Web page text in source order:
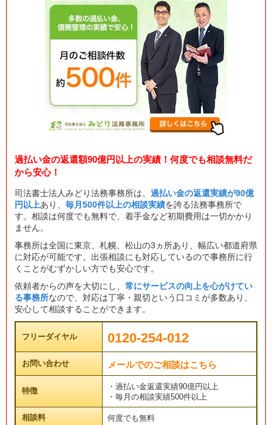
過払い金の返還額90億円以上の実績！何度でも相談無料だ
から安心！
司法書士法人みどり法務事務所は、 過払い金の返還実績が90億
円以上あり、 毎月500件以上の相談実績を誇る法務事務所で
す。相談は何度でも無料で、着手金など初期費用は一切かかり
ません。
事務所は全国に東京、札幌、松山の3ヵ所あり、幅広い都道府県
に対応が可能です。出張相談にも対応しているので事務所に行
くことがむずかしい方でも安心です。
依頼者からの声を大切にし、 常にサービスの向上を心がけてい
る事務所なので、対応は丁寧・親切という口コミが多数あり、
安心して相談することができます。
フリーダイヤル 0120-254-012
お問い合わせ メールでのご相談はこちら
特徴
・過払い金返還実績90億円以上
・毎月の相談実績500件以上
相談料 何度でも無料